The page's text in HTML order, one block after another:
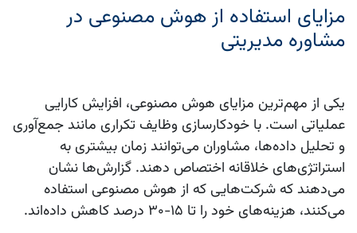
مزایای استفاده از هوش مصنوعی در
مشاوره مدیریتی
یکی از مهم‌ترین مزایای هوش مصنوعی، افزایش کارایی
عملیاتی است. با خودکارسازی وظایف تکراری مانند جمع‌آوری
و تحلیل داده‌ها، مشاوران می‌توانند زمان بیشتری به
استراتژی‌های خلاقانه اختصاص دهند. گزارش‌ها نشان
می‌دهند که شرکت‌هایی که از هوش مصنوعی استفاده
می‌کنند، هزینه‌های خود را تا 15-30 درصد کاهش داده‌اند.